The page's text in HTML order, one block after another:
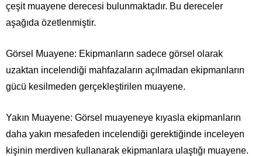
çeşit muayene derecesi bulunmaktadır. Bu dereceler
aşağıda özetlenmiştir.
Görsel Muayene: Ekipmanların sadece görsel olarak
uzaktan incelendiği mahfazaların açılmadan ekipmanların
gücü kesilmeden gerçekleştirilen muayene.
Yakın Muayene: Görsel muayeneye kıyasla ekipmanların
daha yakın mesafeden incelendiği gerektiğinde inceleyen
kişinin merdiven kullanarak ekipmanlara ulaştığı muayene.